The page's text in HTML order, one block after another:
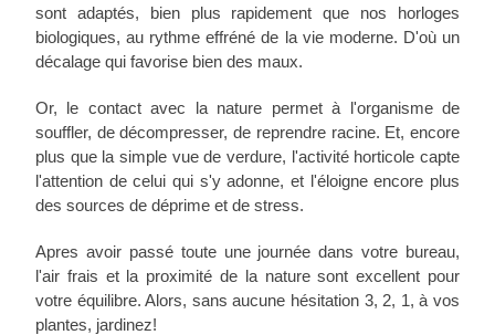
sont adaptés, bien plus rapidement que nos horloges
biologiques, au rythme effréné de la vie moderne. D'où un
décalage qui favorise bien des maux.
Or, le contact avec la nature permet à l'organisme de
souffler, de décompresser, de reprendre racine. Et, encore
plus que la simple vue de verdure, l'activité horticole capte
l'attention de celui qui s'y adonne, et l'éloigne encore plus
des sources de déprime et de stress.
Apres avoir passé toute une journée dans votre bureau,
l'air frais et la proximité de la nature sont excellent pour
votre équilibre. Alors, sans aucune hésitation 3, 2, 1, à vos
plantes, jardinez!